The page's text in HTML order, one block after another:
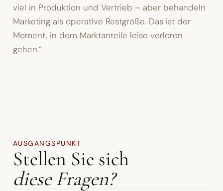
viel in Produktion und Vertrieb – aber behandeln
Marketing als operative Restgröße. Das ist der
Moment, in dem Marktanteile leise verloren
gehen.“
AUSGANGSPUNKT
Stellen Sie sich
diese Fragen?